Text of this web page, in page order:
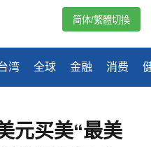
湾 全球 金融 消费
简体/繁體切換
元买美“最美